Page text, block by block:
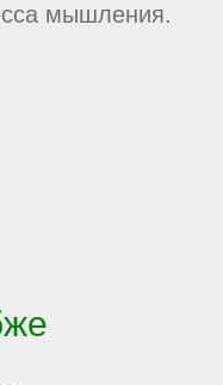
мышления.